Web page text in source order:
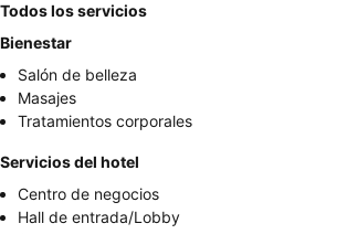
Todos los servicios
Bienestar
Salón de belleza
Masajes
Tratamientos corporales
Servicios del hotel
Centro de negocios
Hall de entrada/Lobby